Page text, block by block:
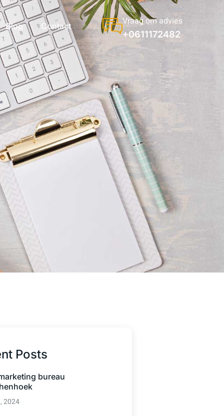
Blog Contact Vraag om advies
+0611172482
Posts
bureau
2024